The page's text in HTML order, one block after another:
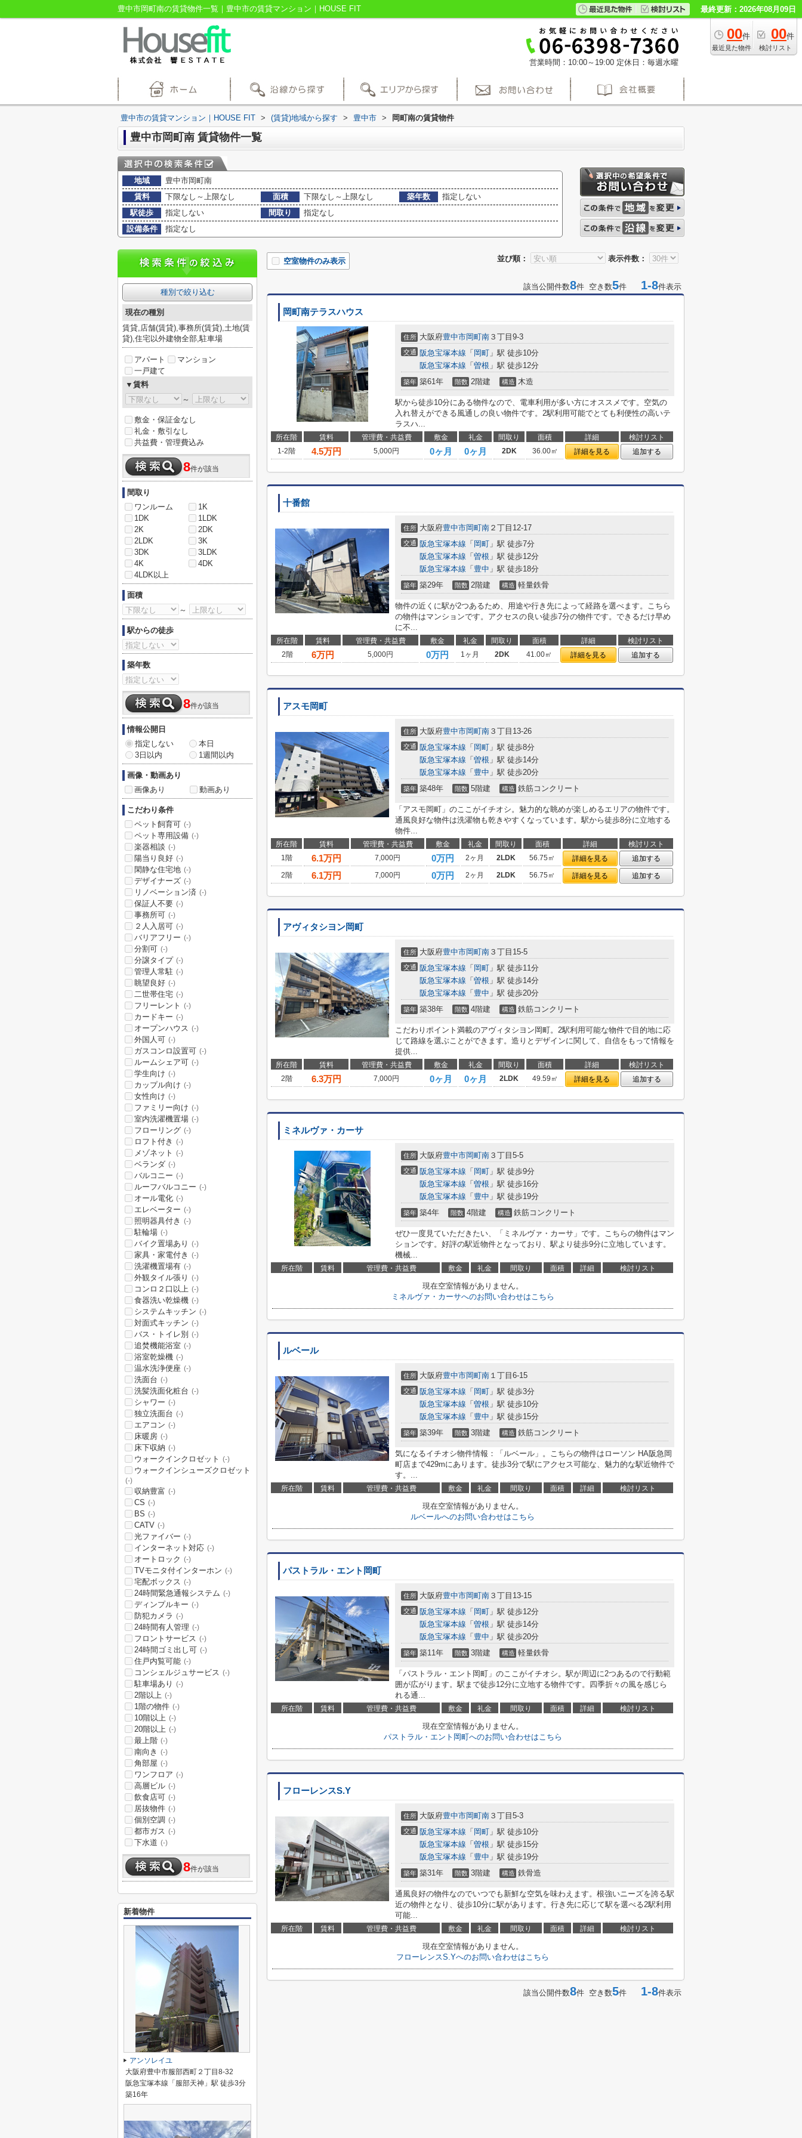
豊中市岡町南の賃貸物件一覧｜豊中市の賃貸マンション｜HOUSE FIT 最終更新：2026年08月09日
00件
最近見た物件
00件
検討リスト
営業時間：10:00～19:00 定休日：毎週水曜
豊中市の賃貸マンション｜HOUSE FIT > (賃貸)地域から探す > 豊中市 > 岡町南の賃貸物件
豊中市岡町南 賃貸物件一覧
地域
豊中市岡町南
賃料
下限なし～上限なし 面積 下限なし～上限なし 築年数
指定しない
駅徒歩
指定しない 間取り
指定なし
設備条件
指定なし
並び順： 表示件数：
空室物件のみ表示
該当公開件数8件 空き数5件 1-8件表示
岡町南テラスハウス
住所 大阪府豊中市岡町南 ３丁目9-3
交通 阪急宝塚本線 「 岡町 」駅 徒歩10分
阪急宝塚本線 「 曽根 」駅 徒歩12分
築年 築61年 階数 2階建 構造 木造
駅から徒歩10分にある物件なので、電車利用が多い方にオススメです。空気の
入れ替えができる風通しの良い物件です。2駅利用可能でとても利便性の高いテ
ラスハ...
所在階 賃料 管理費・共益費 敷金 礼金 間取り 面積 詳細
検討リスト
1-2階
4.5万円 5,000円 0ヶ月 0ヶ月 2DK 36.00㎡ 詳細を見る 追加する
十番館
住所 大阪府豊中市岡町南 ２丁目12-17
交通 阪急宝塚本線 「 岡町 」駅 徒歩7分
阪急宝塚本線 「 曽根 」駅 徒歩12分
阪急宝塚本線 「 豊中 」駅 徒歩18分
築年 築29年 階数 2階建 構造 軽量鉄骨
物件の近くに駅が2つあるため、用途や行き先によって経路を選べます。こちら
の物件はマンションです。アクセスの良い徒歩7分の物件です。できるだけ早め
に不...
所在階 賃料 管理費・共益費 敷金 礼金 間取り 面積 詳細
検討リスト
2階
6万円 5,000円 0万円 1ヶ月 2DK 41.00㎡ 詳細を見る 追加する
アスモ岡町
住所 大阪府豊中市岡町南 ３丁目13-26
交通 阪急宝塚本線 「 岡町 」駅 徒歩8分
阪急宝塚本線 「 曽根 」駅 徒歩14分
阪急宝塚本線 「 豊中 」駅 徒歩20分
築年 築48年 階数 5階建 構造 鉄筋コンクリート
「アスモ岡町」のここがイチオシ。魅力的な眺めが楽しめるエリアの物件です。
通風良好な物件は洗濯物も乾きやすくなっています。駅から徒歩8分に立地する
物件...
所在階 賃料 管理費・共益費 敷金 礼金 間取り 面積 詳細
検討リスト
1階
6.1万円 7,000円 0万円 2ヶ月 2LDK 56.75㎡ 詳細を見る
追加する
2階
6.1万円 7,000円 0万円 2ヶ月 2LDK 56.75㎡ 詳細を見る 追加する
アヴィタシヨン岡町
住所 大阪府豊中市岡町南 ３丁目15-5
交通 阪急宝塚本線 「 岡町 」駅 徒歩11分
阪急宝塚本線 「 曽根 」駅 徒歩14分
阪急宝塚本線 「 豊中 」駅 徒歩20分
築年 築38年 階数 4階建 構造 鉄筋コンクリート
こだわりポイント満載のアヴィタシヨン岡町。2駅利用可能な物件で目的地に応
じて路線を選ぶことができます。造りとデザインに関して、自信をもって情報を
提供...
所在階 賃料 管理費・共益費 敷金 礼金 間取り 面積 詳細
検討リスト
2階
6.3万円 7,000円 0ヶ月 0ヶ月 2LDK 49.59㎡ 詳細を見る 追加する
ミネルヴァ・カーサ
住所 大阪府豊中市岡町南 ３丁目5-5
交通 阪急宝塚本線 「 岡町 」駅 徒歩9分
阪急宝塚本線 「 曽根 」駅 徒歩16分
阪急宝塚本線 「 豊中 」駅 徒歩19分
築年 築4年 階数 4階建 構造 鉄筋コンクリート
ぜひ一度見ていただきたい、「ミネルヴァ・カーサ」です。こちらの物件はマン
ションです。好評の駅近物件となっており、駅より徒歩9分に立地しています。
機械...
所在階 賃料 管理費・共益費 敷金 礼金 間取り 面積 詳細 検討リスト
現在空室情報がありません。
ミネルヴァ・カーサへのお問い合わせはこちら
ルベール
住所 大阪府豊中市岡町南 １丁目6-15
交通 阪急宝塚本線 「 岡町 」駅 徒歩3分
阪急宝塚本線 「 曽根 」駅 徒歩10分
阪急宝塚本線 「 豊中 」駅 徒歩15分
築年 築39年 階数 3階建 構造 鉄筋コンクリート
気になるイチオシ物件情報：「ルベール」。こちらの物件はローソン HA阪急岡
町店まで429mにあります。徒歩3分で駅にアクセス可能な、魅力的な駅近物件で
す。...
所在階 賃料 管理費・共益費 敷金 礼金 間取り 面積 詳細 検討リスト
現在空室情報がありません。
ルベールへのお問い合わせはこちら
パストラル・エント岡町
住所 大阪府豊中市岡町南 ３丁目13-15
交通 阪急宝塚本線 「 岡町 」駅 徒歩12分
阪急宝塚本線 「 曽根 」駅 徒歩14分
阪急宝塚本線 「 豊中 」駅 徒歩20分
築年 築11年 階数 3階建 構造 軽量鉄骨
「パストラル・エント岡町」のここがイチオシ。駅が周辺に2つあるので行動範
囲が広がります。駅まで徒歩12分に立地する物件です。四季折々の風を感じら
れる通...
所在階 賃料 管理費・共益費 敷金 礼金 間取り 面積 詳細 検討リスト
現在空室情報がありません。
パストラル・エント岡町へのお問い合わせはこちら
フローレンスS.Y
住所 大阪府豊中市岡町南 ３丁目5-3
交通 阪急宝塚本線 「 岡町 」駅 徒歩10分
阪急宝塚本線 「 曽根 」駅 徒歩15分
阪急宝塚本線 「 豊中 」駅 徒歩19分
築年 築31年 階数 3階建 構造 鉄骨造
通風良好の物件なのでいつでも新鮮な空気を味わえます。根強いニーズを誇る駅
近の物件となり、徒歩10分に駅があります。行き先に応じて駅を選べる2駅利用
可能...
所在階 賃料 管理費・共益費 敷金 礼金 間取り 面積 詳細 検討リスト
現在空室情報がありません。
フローレンスS.Yへのお問い合わせはこちら
該当公開件数8件 空き数5件 1-8件表示
種別で絞り込む
現在の種別
賃貸,店舗(賃貸),事務所(賃貸),土地(賃
貸),住宅以外建物全部,駐車場
アパート
マンション
一戸建て
▼賃料
～
敷金・保証金なし
礼金・敷引なし
共益費・管理費込み
8件が該当
間取り
ワンルーム
1K
1DK
1LDK
2K
2DK
2LDK
3K
3DK
3LDK
4K
4DK
4LDK以上
面積
～
駅からの徒歩
築年数
8件が該当
情報公開日
指定しない
本日
3日以内
1週間以内
画像・動画あり
画像あり
動画あり
こだわり条件
ペット飼育可 (-)
ペット専用設備 (-)
楽器相談 (-)
陽当り良好 (-)
閑静な住宅地 (-)
デザイナーズ (-)
リノベーション済 (-)
保証人不要 (-)
事務所可 (-)
２人入居可 (-)
バリアフリー (-)
分割可 (-)
分譲タイプ (-)
管理人常駐 (-)
眺望良好 (-)
二世帯住宅 (-)
フリーレント (-)
カードキー (-)
オープンハウス (-)
外国人可 (-)
ガスコンロ設置可 (-)
ルームシェア可 (-)
学生向け (-)
カップル向け (-)
女性向け (-)
ファミリー向け (-)
室内洗濯機置場 (-)
フローリング (-)
ロフト付き (-)
メゾネット (-)
ベランダ (-)
バルコニー (-)
ルーフバルコニー (-)
オール電化 (-)
エレベーター (-)
照明器具付き (-)
駐輪場 (-)
バイク置場あり (-)
家具・家電付き (-)
洗濯機置場有 (-)
外観タイル張り (-)
コンロ２口以上 (-)
食器洗い乾燥機 (-)
システムキッチン (-)
対面式キッチン (-)
バス・トイレ別 (-)
追焚機能浴室 (-)
浴室乾燥機 (-)
温水洗浄便座 (-)
洗面台 (-)
洗髪洗面化粧台 (-)
シャワー (-)
独立洗面台 (-)
エアコン (-)
床暖房 (-)
床下収納 (-)
ウォークインクロゼット (-)
ウォークインシューズクロゼット
(-)
収納豊富 (-)
CS (-)
BS (-)
CATV (-)
光ファイバー (-)
インターネット対応 (-)
オートロック (-)
TVモニタ付インターホン (-)
宅配ボックス (-)
24時間緊急通報システム (-)
ディンプルキー (-)
防犯カメラ (-)
24時間有人管理 (-)
フロントサービス (-)
24時間ゴミ出し可 (-)
住戸内覧可能 (-)
コンシェルジュサービス (-)
駐車場あり (-)
2階以上 (-)
1階の物件 (-)
10階以上 (-)
20階以上 (-)
最上階 (-)
南向き (-)
角部屋 (-)
ワンフロア (-)
高層ビル (-)
飲食店可 (-)
居抜物件 (-)
個別空調 (-)
都市ガス (-)
下水道 (-)
8件が該当
新着物件
アンソレイユ
大阪府豊中市服部西町２丁目8-32
阪急宝塚本線「服部天神」駅 徒歩3分
築16年